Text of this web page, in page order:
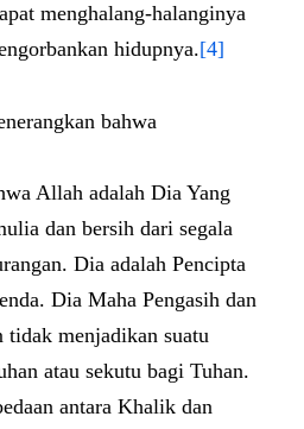
menghalang-halanginya
hidupnya.[4]
bahwa
Allah adalah Dia Yang
dan bersih dari segala
Dia adalah Pencipta
Dia Maha Pengasih dan
tidak menjadikan suatu
atau sekutu bagi Tuhan.
antara Khalik dan